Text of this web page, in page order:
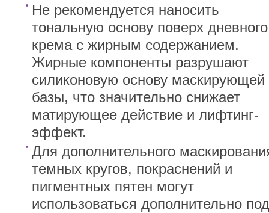
Не рекомендуется наносить
тональную основу поверх дневного
крема с жирным содержанием.
Жирные компоненты разрушают
силиконовую основу маскирующей
базы, что значительно снижает
матирующее действие и лифтинг-
эффект.
Для дополнительного
темных кругов, покраснений и
пигментных пятен могут
использоваться дополнительно под